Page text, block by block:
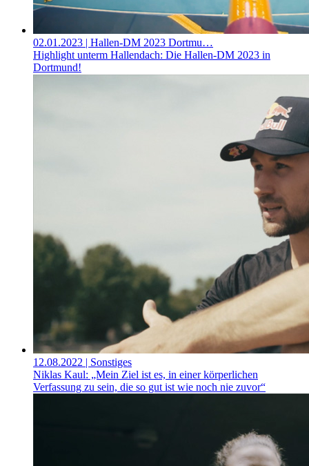
02.01.2023 | Hallen-DM 2023 Dortmu…
Highlight unterm Hallendach: Die Hallen-DM 2023 in
Dortmund!
12.08.2022 | Sonstiges
Niklas Kaul: „Mein Ziel ist es, in einer körperlichen
Verfassung zu sein, die so gut ist wie noch nie zuvor“